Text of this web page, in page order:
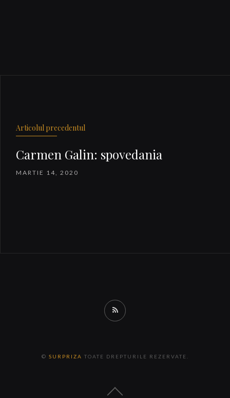
Articolul precedentul
Carmen Galin: spovedania
MARTIE 14, 2020
RSS
© SURPRIZA TOATE DREPTURILE REZERVATE.
Back